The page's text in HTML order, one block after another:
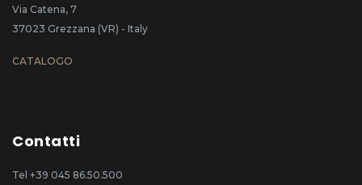
Via Catena, 7
37023 Grezzana (VR) - Italy
CATALOGO
Contatti
Tel +39 045 86.50.500